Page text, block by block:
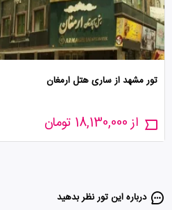
تور مشهد از ساری هتل ارمغان
از 18,130,000 تومان
درباره این تور‌ نظر بدهید